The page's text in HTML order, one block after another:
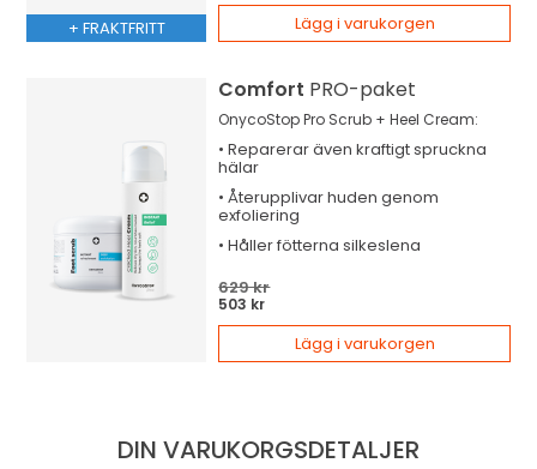
+ FRAKTFRITT Lägg i varukorgen
Comfort PRO-paket
OnycoStop Pro Scrub + Heel Cream:
•Repareraräven kraftigt spruckna
hälar
•Återupplivarhuden genom
exfoliering
•Hållerfötterna silkeslena
629 kr
503 kr
Lägg i varukorgen
DIN VARUKORGSDETALJER